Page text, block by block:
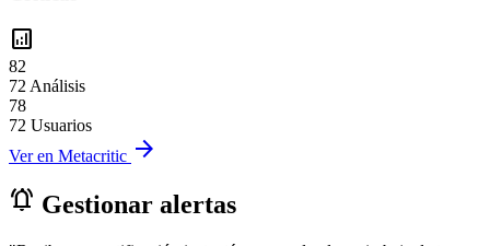
analytics
82
72 Análisis
78
72 Usuarios
Ver en Metacritic arrow_forward
notifications_active Gestionar alertas